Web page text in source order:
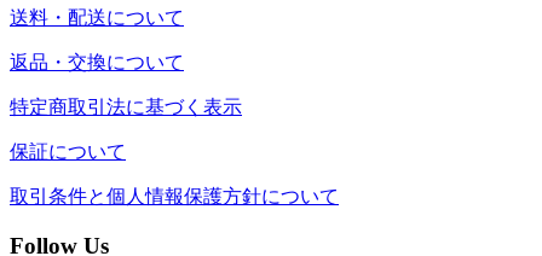
送料・配送について
返品・交換について
特定商取引法に基づく表示
保証について
取引条件と個人情報保護方針について
Follow Us